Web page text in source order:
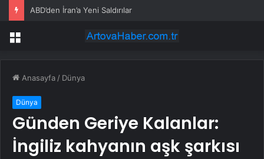
Çubuk’ta Müstakil Evde Yangın
Menü
Anasayfa / Dünya
Dünya
Günden Geriye Kalanlar:
İngiliz kahyanın aşk şarkısı